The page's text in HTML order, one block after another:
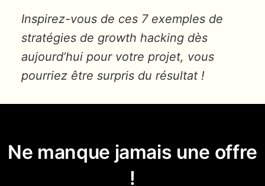
Inspirez-vous de ces 7 exemples de
stratégies de growth hacking dès
aujourd’hui pour votre projet, vous
pourriez être surpris du résultat !
Ne manque jamais une offre
!